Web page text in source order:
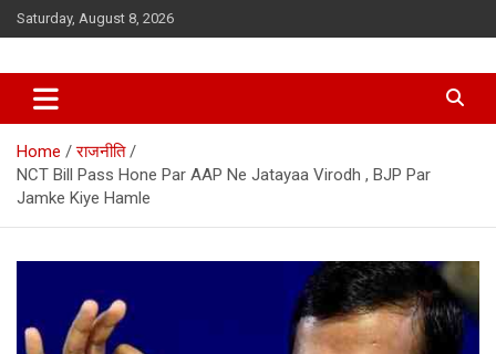
Skip
to
Saturday, August 8, 2026
Home
राजनीति
NCT Bill Pass Hone Par AAP Ne Jatayaa Virodh , BJP Par
Jamke Kiye Hamle